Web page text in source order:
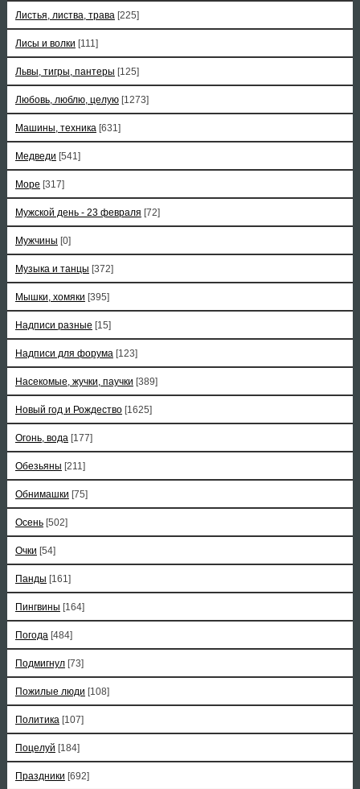
Листья, листва, трава [225]
Лисы и волки [111]
Львы, тигры, пантеры [125]
Любовь, люблю, целую [1273]
Машины, техника [631]
Медведи [541]
Море [317]
Мужской день - 23 февраля [72]
Мужчины [0]
Музыка и танцы [372]
Мышки, хомяки [395]
Надписи разные [15]
Надписи для форума [123]
Насекомые, жучки, паучки [389]
Новый год и Рождество [1625]
Огонь, вода [177]
Обезьяны [211]
Обнимашки [75]
Осень [502]
Очки [54]
Панды [161]
Пингвины [164]
Погода [484]
Подмигнул [73]
Пожилые люди [108]
Политика [107]
Поцелуй [184]
Праздники [692]